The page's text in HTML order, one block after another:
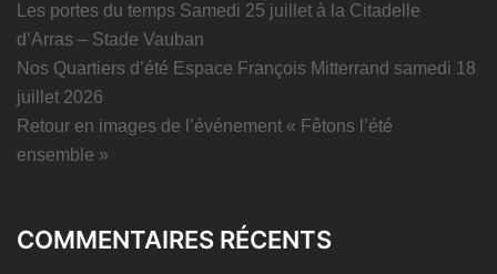
Les portes du temps Samedi 25 juillet à la Citadelle
d’Arras – Stade Vauban
Nos Quartiers d’été Espace François Mitterrand samedi 18
juillet 2026
Retour en images de l’événement « Fêtons l’été
ensemble »
COMMENTAIRES RÉCENTS